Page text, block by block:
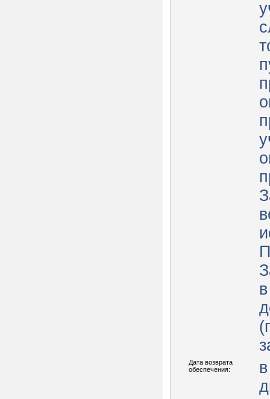
Дата возврата
обеспечения: